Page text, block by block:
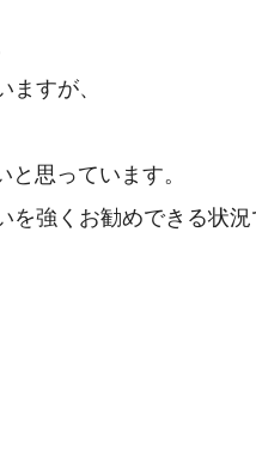
すが、
思っています。
を強くお勧めできる状